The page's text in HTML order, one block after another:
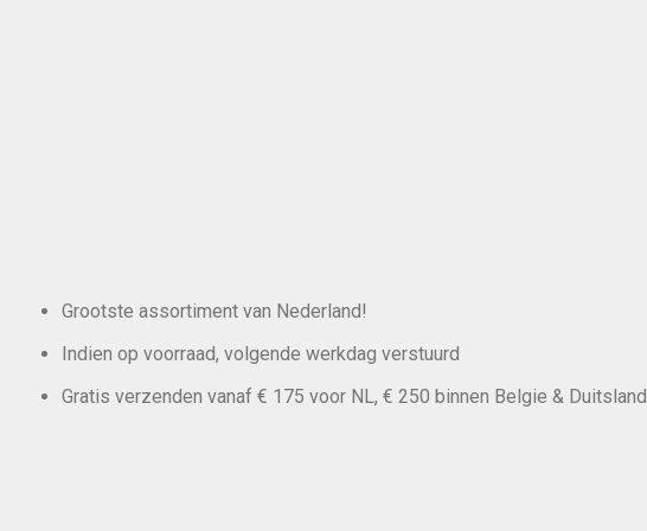
Grootste assortiment van Nederland!
Indien op voorraad, volgende werkdag verstuurd
Gratis verzenden vanaf € 175 voor NL, € 250 binnen Belgie & Duitsland